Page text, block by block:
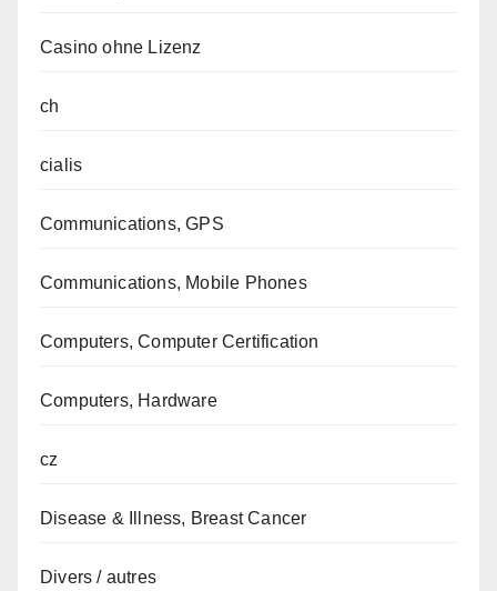
Casino ohne Lizenz
ch
cialis
Communications, GPS
Communications, Mobile Phones
Computers, Computer Certification
Computers, Hardware
cz
Disease & Illness, Breast Cancer
Divers / autres